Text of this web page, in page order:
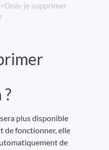
​>​ Dois-je supprimer
plus disponible
de fonctionner, elle
de